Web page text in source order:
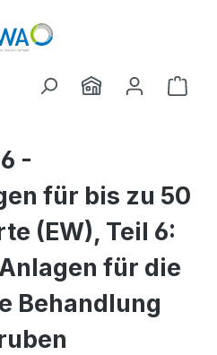
-
für bis zu 50
(EW), Teil 6:
für die
Behandlung